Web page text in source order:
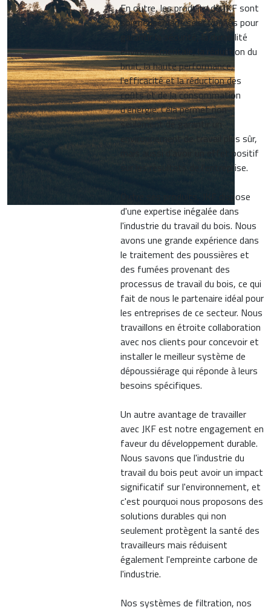
En outre, les produits de JKF sont
soigneusement sélectionnés pour
garantir la sécurité, la durabilité
environnementale, la réduction du
bruit, la haute performance,
l'efficacité et la réduction des
coûts et de la consommation
d'énergie. Cela permet non
seulement de garantir un
environnement de travail plus sûr,
mais aussi d'avoir un effet positif
sur les résultats de l'entreprise.
Outre ses produits, JKF dispose
d'une expertise inégalée dans
l'industrie du travail du bois. Nous
avons une grande expérience dans
le traitement des poussières et
des fumées provenant des
processus de travail du bois, ce qui
fait de nous le partenaire idéal pour
les entreprises de ce secteur. Nous
travaillons en étroite collaboration
avec nos clients pour concevoir et
installer le meilleur système de
dépoussiérage qui réponde à leurs
besoins spécifiques.
Un autre avantage de travailler
avec JKF est notre engagement en
faveur du développement durable.
Nous savons que l'industrie du
travail du bois peut avoir un impact
significatif sur l'environnement, et
c'est pourquoi nous proposons des
solutions durables qui non
seulement protègent la santé des
travailleurs mais réduisent
également l'empreinte carbone de
l'industrie.
Nos systèmes de filtration, nos